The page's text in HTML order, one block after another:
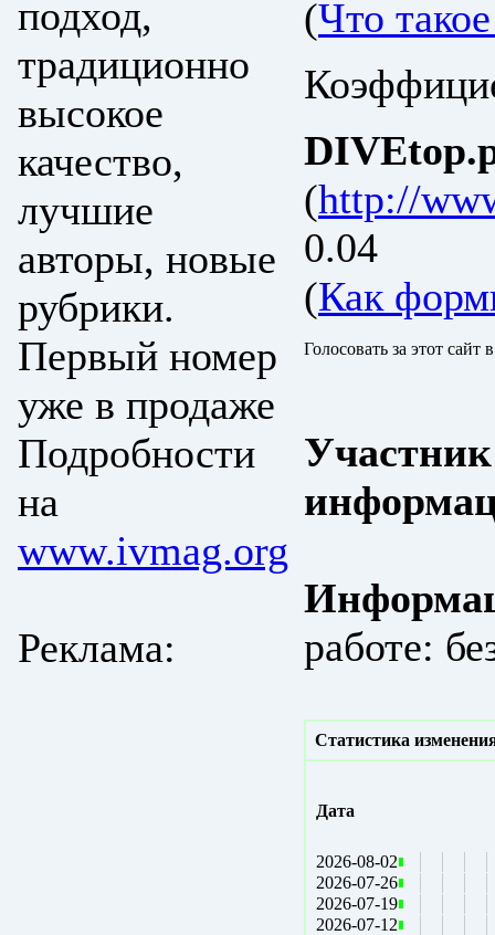
подход,
традиционно
высокое
качество,
лучшие
авторы, новые
рубрики.
Первый номер
уже в продаже
Подробности
на
www.ivmag.org
Реклама:
(Что
(http://
0.04
(Как
Голосовать за этот сайт
работе:
Статистика
Дата
2026-08-02
2026-07-26
2026-07-19
2026-07-12